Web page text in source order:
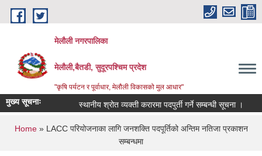
Skip to main content
मेलौली नगरपालिका
मेलौली,बैतडी, सुदूरपश्‍चिम प्रदेश
"कृषि पर्यटन र पूर्वाधार, मेलौली विकासको मुल आधार"
मुख्य सूचनाः स्थानीय श्रोत व्यक्ती करारमा पदपुर्ती गर्ने सम्बन्धी सूचना ।
You are here
Home» LACC परियोजनाका लागि जनशक्ति पदपूर्तिको अन्तिम नतिजा प्रकाशन
सम्बन्धमा